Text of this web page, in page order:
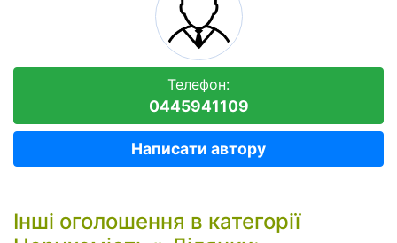
Телефон:
0445941109
Написати автору
Інші оголошення в категорії